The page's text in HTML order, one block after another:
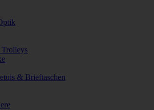
& Brieftaschen